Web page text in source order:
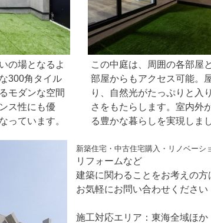
の場となるよ
300角タイル
モダンな空間
ス性にも優
っています。
この中庭は、周囲の各部屋
部屋からもアクセス可能。
り、自然光がたっぷりと入
さをもたらします。室内外
る豊かな暮らしを実現しま
新築住宅・中古住宅購入・リノベーシ
リフォームなど
建築に関わることをお考えの方
お気軽にお問い合わせください
施工対応エリア：東海全域ほか